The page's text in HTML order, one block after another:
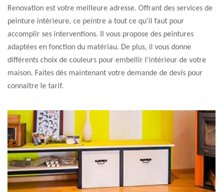
Renovation est votre meilleure adresse. Offrant des services de
peinture intérieure, ce peintre a tout ce qu'il faut pour
accomplir ses interventions. Il vous propose des peintures
adaptées en fonction du matériau. De plus, il vous donne
différents choix de couleurs pour embellir l'intérieur de votre
maison. Faites dès maintenant votre demande de devis pour
connaître le tarif.